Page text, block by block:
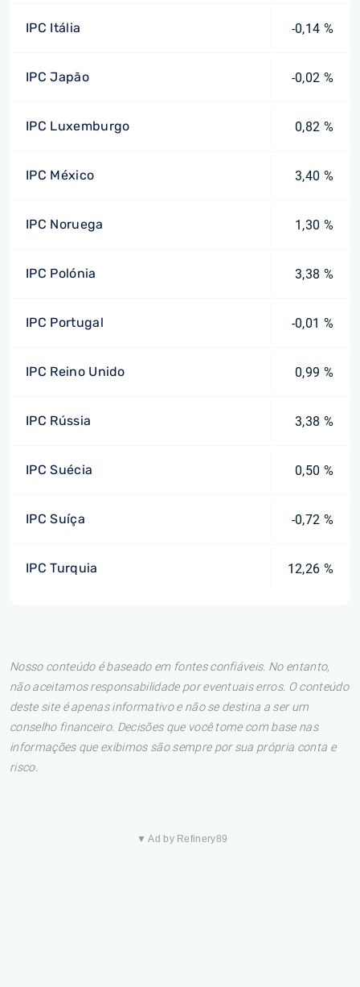
IPC Itália -0,14 %
IPC Japão -0,02 %
IPC Luxemburgo 0,82 %
IPC México 3,40 %
IPC Noruega 1,30 %
IPC Polónia 3,38 %
IPC Portugal -0,01 %
IPC Reino Unido 0,99 %
IPC Rússia 3,38 %
IPC Suécia 0,50 %
IPC Suíça -0,72 %
IPC Turquia 12,26 %
Nosso conteúdo é baseado em fontes confiáveis. No entanto,
não aceitamos responsabilidade por eventuais erros. O conteúdo
deste site é apenas informativo e não se destina a ser um
conselho financeiro. Decisões que você tome com base nas
informações que exibimos são sempre por sua própria conta e
risco.
▼ Ad by Refinery89